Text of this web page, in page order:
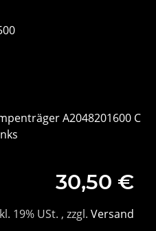
A2048201600 C
30,50 €
19% USt. , zzgl. Versand